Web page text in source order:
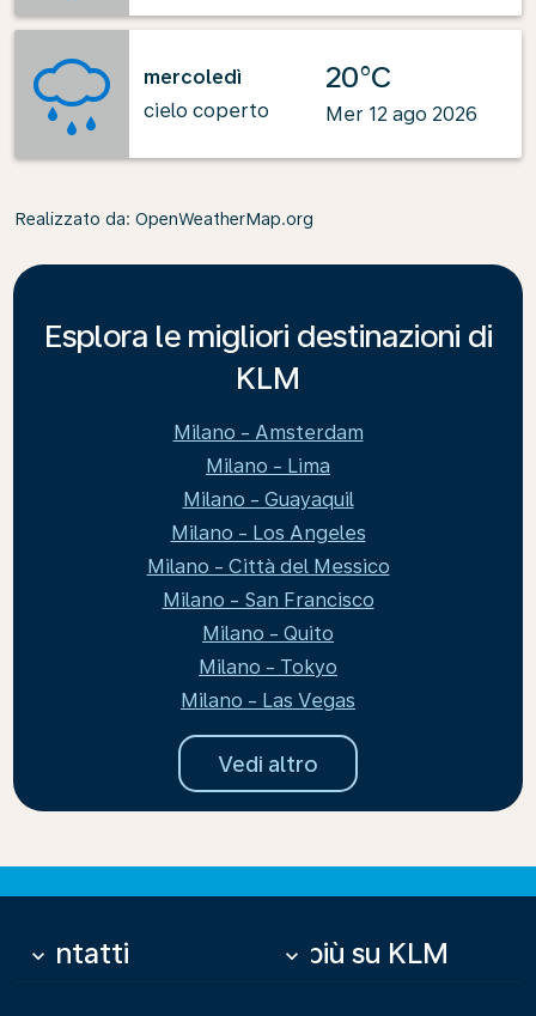
mercoledì
cielo coperto
20°C
Mer 12 ago 2026
Realizzato da: OpenWeatherMap.org
Esplora le migliori destinazioni di
KLM
Milano - Amsterdam
Milano - Lima
Milano - Guayaquil
Milano - Los Angeles
Milano - Città del Messico
Milano - San Francisco
Milano - Quito
Milano - Tokyo
Milano - Las Vegas
Vedi altro
Contatti
keyboard_arrow_down Di più su KLM
keyboard_arrow_down